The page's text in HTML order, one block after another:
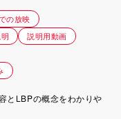
の放映
説明用動画
とLBPの概念をわかりや